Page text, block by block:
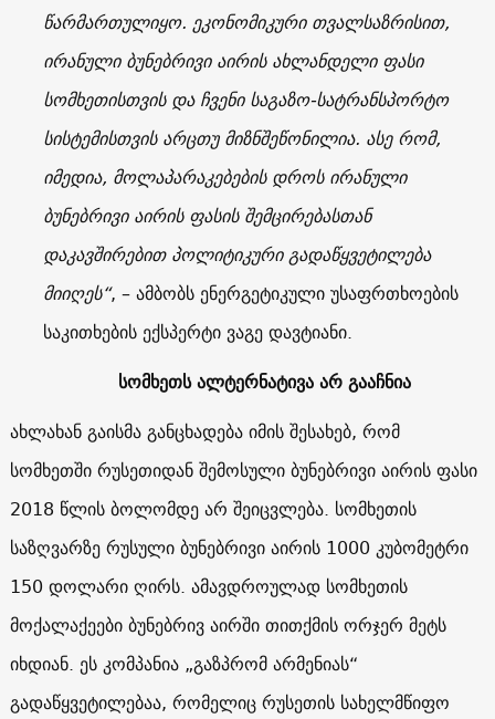
წარმართულიყო. ეკონომიკური თვალსაზრისით,
ირანული ბუნებრივი აირის ახლანდელი ფასი
სომხეთისთვის და ჩვენი საგაზო-სატრანსპორტო
სისტემისთვის არცთუ მიზნშეწონილია. ასე რომ,
იმედია, მოლაპარაკებების დროს ირანული
ბუნებრივი აირის ფასის შემცირებასთან
დაკავშირებით პოლიტიკური გადაწყვეტილება
მიიღეს“, – ამბობს ენერგეტიკული უსაფრთხოების
საკითხების ექსპერტი ვაგე დავტიანი.
სომხეთს ალტერნატივა არ გააჩნია
ახლახან გაისმა განცხადება იმის შესახებ, რომ
სომხეთში რუსეთიდან შემოსული ბუნებრივი აირის ფასი
2018 წლის ბოლომდე არ შეიცვლება. სომხეთის
საზღვარზე რუსული ბუნებრივი აირის 1000 კუბომეტრი
150 დოლარი ღირს. ამავდროულად სომხეთის
მოქალაქეები ბუნებრივ აირში თითქმის ორჯერ მეტს
იხდიან. ეს კომპანია „გაზპრომ არმენიას“
გადაწყვეტილებაა, რომელიც რუსეთის სახელმწიფო